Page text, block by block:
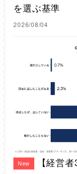
を選ぶ基準
2026/08/04
New
【経営者